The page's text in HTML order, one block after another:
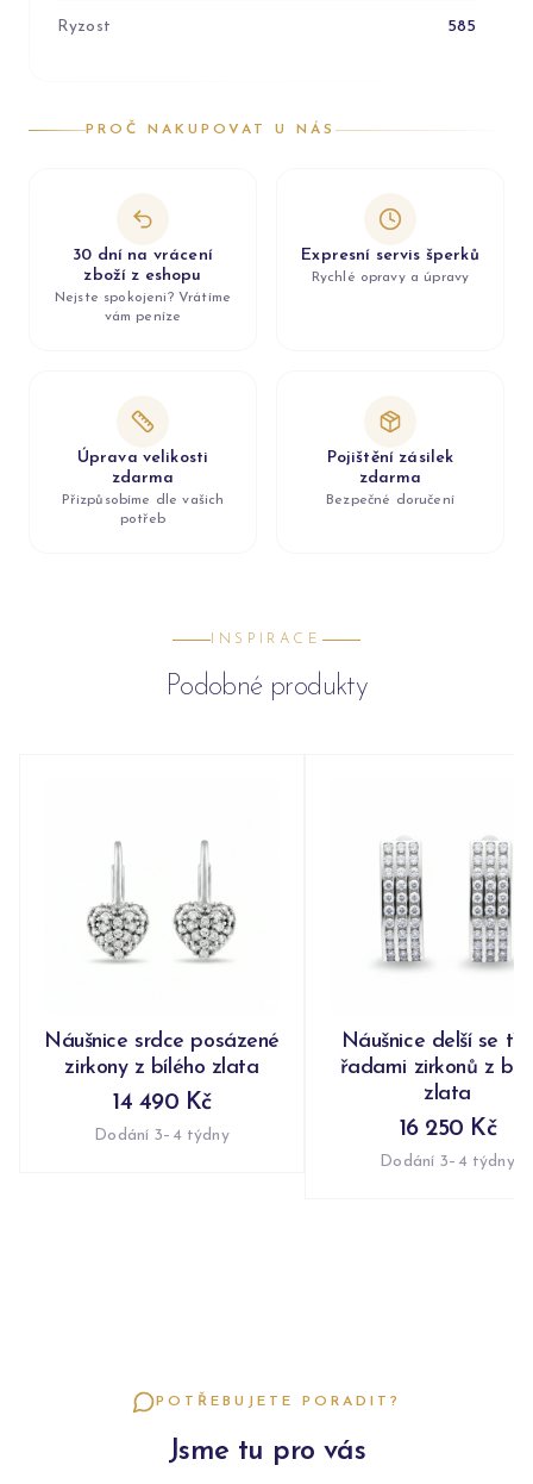
Ryzost 585
PROČ NAKUPOVAT U NÁS
30 dní na vrácení
zboží z eshopu
Nejste spokojeni? Vrátíme
vám peníze
Expresní servis šperků
Rychlé opravy a úpravy
Úprava velikosti
zdarma
Přizpůsobíme dle vašich
potřeb
Pojištění zásilek
zdarma
Bezpečné doručení
INSPIRACE
Podobné produkty
Náušnice srdce posázené
zirkony z bílého zlata
14 490 Kč
Dodání 3–4 týdny
Náušnice delší se
řadami zirkonů z
zlata
16 250 Kč
Dodání 3–4 týdny
POTŘEBUJETE PORADIT?
Jsme tu pro vás